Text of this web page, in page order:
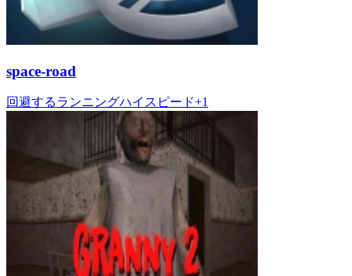
space-road
回避するランニングハイスピード+1